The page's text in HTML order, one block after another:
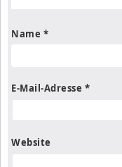
Name *
E-Mail-Adresse *
Website